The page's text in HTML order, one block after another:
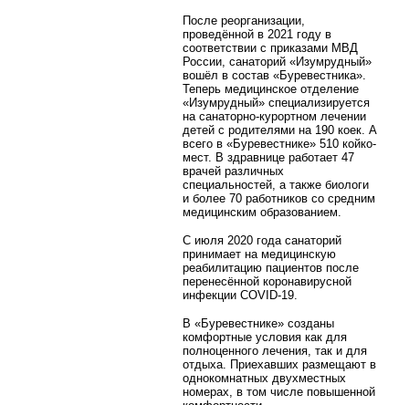
После реорганизации,
проведённой в 2021 году в
соответствии с приказами МВД
России, санаторий «Изумрудный»
вошёл в состав «Буревестника».
Теперь медицинское отделение
«Изумрудный» специализируется
на санаторно-курортном лечении
детей с родителями на 190 коек. А
всего в «Буревестнике» 510 койко-
мест. В здравнице работает 47
врачей различных
специальностей, а также биологи
и более 70 работников со средним
медицинским образованием.
С июля 2020 года санаторий
принимает на медицинскую
реабилитацию пациентов после
перенесённой коронавирусной
инфекции COVID-19.
В «Буревестнике» созданы
комфортные условия как для
полноценного лечения, так и для
отдыха. Приехавших размещают в
однокомнатных двухместных
номерах, в том числе повышенной